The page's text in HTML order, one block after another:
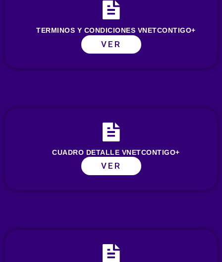
TERMINOS Y CONDICIONES VNETCONTIGO+
VER
CUADRO DETALLE VNETCONTIGO+
VER